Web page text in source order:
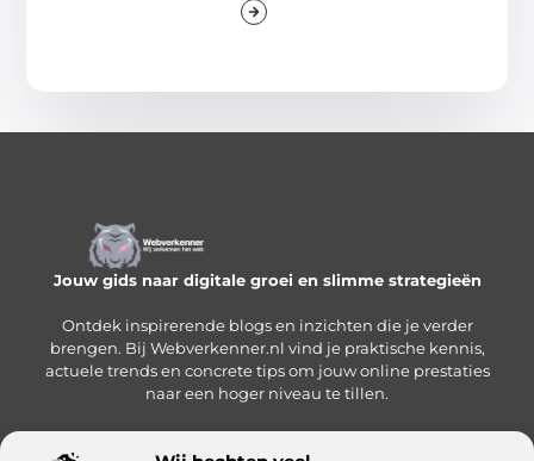
Jouw gids naar digitale groei en slimme strategieën
Ontdek inspirerende blogs en inzichten die je verder
brengen. Bij Webverkenner.nl vind je praktische kennis,
actuele trends en concrete tips om jouw online prestaties
naar een hoger niveau te tillen.